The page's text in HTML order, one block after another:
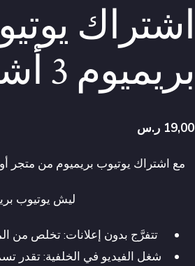
اشتراك
بريميوم 3 أشهر
19,00 ر.س
مع اشتراك يوتيوب بريميوم من متجر
ليش يوتيوب
تتفرَّج بدون إعلانات: تخلص من
شغل الفيديو في الخلفية: تقدر